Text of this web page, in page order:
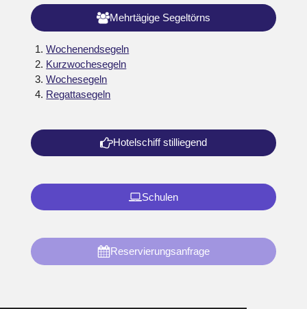
Mehrtägige Segeltörns
Wochenendsegeln
Kurzwochesegeln
Wochesegeln
Regattasegeln
Hotelschiff stilliegend
Schulen
Reservierungsanfrage